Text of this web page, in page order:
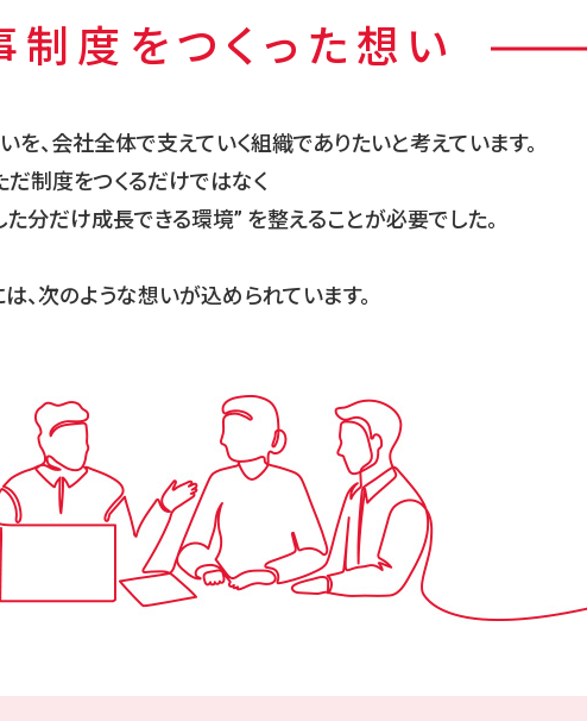
制度を つくった想い
を、会社全体で支えていく組織でありたいと考えています。
だ制度をつくるだけではなく
分だけ成長できる環境” を整えることが必要でした。
、次のような想いが込められています。